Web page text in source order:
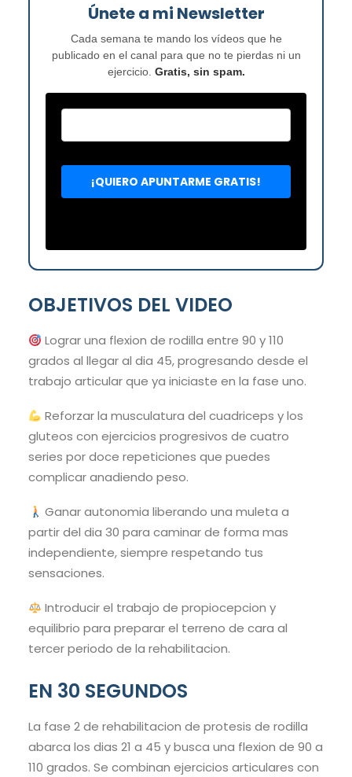
Únete a mi Newsletter
Cada semana te mando los vídeos que he
publicado en el canal para que no te pierdas ni un
ejercicio. Gratis, sin spam.
OBJETIVOS DEL VIDEO
Lograr una flexion de rodilla entre 90 y 110
grados al llegar al dia 45, progresando desde el
trabajo articular que ya iniciaste en la fase uno.
Reforzar la musculatura del cuadriceps y los
gluteos con ejercicios progresivos de cuatro
series por doce repeticiones que puedes
complicar anadiendo peso.
Ganar autonomia liberando una muleta a
partir del dia 30 para caminar de forma mas
independiente, siempre respetando tus
sensaciones.
Introducir el trabajo de propiocepcion y
equilibrio para preparar el terreno de cara al
tercer periodo de la rehabilitacion.
EN 30 SEGUNDOS
La fase 2 de rehabilitacion de protesis de rodilla
abarca los dias 21 a 45 y busca una flexion de 90 a
110 grados. Se combinan ejercicios articulares con